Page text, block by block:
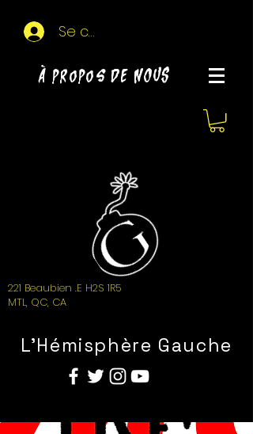
Se connecter
À propos de NOUS
221 Beaubien .E H2S 1R5
MTL, QC, CA
L'Hémisphère Gauche